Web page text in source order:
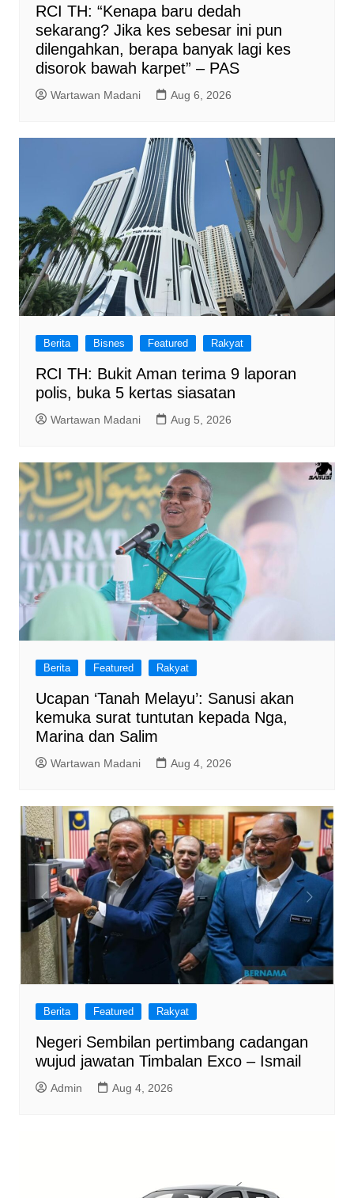
RCI TH: “Kenapa baru dedah
sekarang? Jika kes sebesar ini pun
dilengahkan, berapa banyak lagi kes
disorok bawah karpet” – PAS
Wartawan Madani Aug 6, 2026
Berita Bisnes Featured Rakyat
RCI TH: Bukit Aman terima 9 laporan
polis, buka 5 kertas siasatan
Wartawan Madani Aug 5, 2026
Berita Featured Rakyat
Ucapan ‘Tanah Melayu’: Sanusi akan
kemuka surat tuntutan kepada Nga,
Marina dan Salim
Wartawan Madani Aug 4, 2026
Berita Featured Rakyat
Negeri Sembilan pertimbang cadangan
wujud jawatan Timbalan Exco – Ismail
Admin Aug 4, 2026